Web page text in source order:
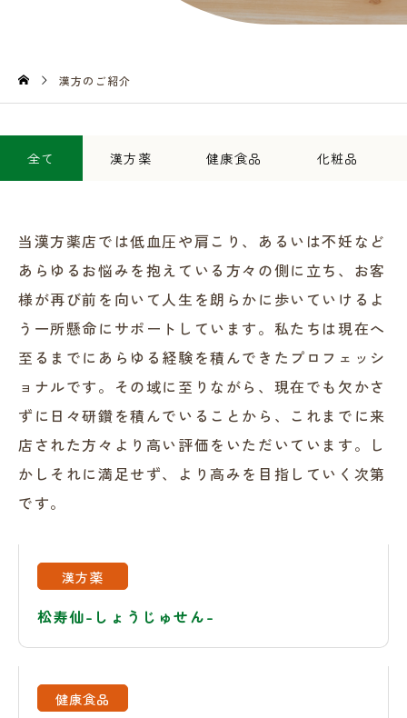
漢方のご紹介
全て 漢方薬 健康食品 化粧品
当漢方薬店では低血圧や肩こり、あるいは不妊など
あらゆるお悩みを抱えている方々の側に立ち、お客
様が再び前を向いて人生を朗らかに歩いていけるよ
う一所懸命にサポートしています。私たちは現在へ
至るまでにあらゆる経験を積んできたプロフェッシ
ョナルです。その域に至りながら、現在でも欠かさ
ずに日々研鑽を積んでいることから、これまでに来
店された方々より高い評価をいただいています。し
かしそれに満足せず、より高みを目指していく次第
です。
漢方薬
松寿仙-しょうじゅせん-
健康食品